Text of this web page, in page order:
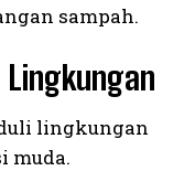
sampah.
lingkungan
muda.